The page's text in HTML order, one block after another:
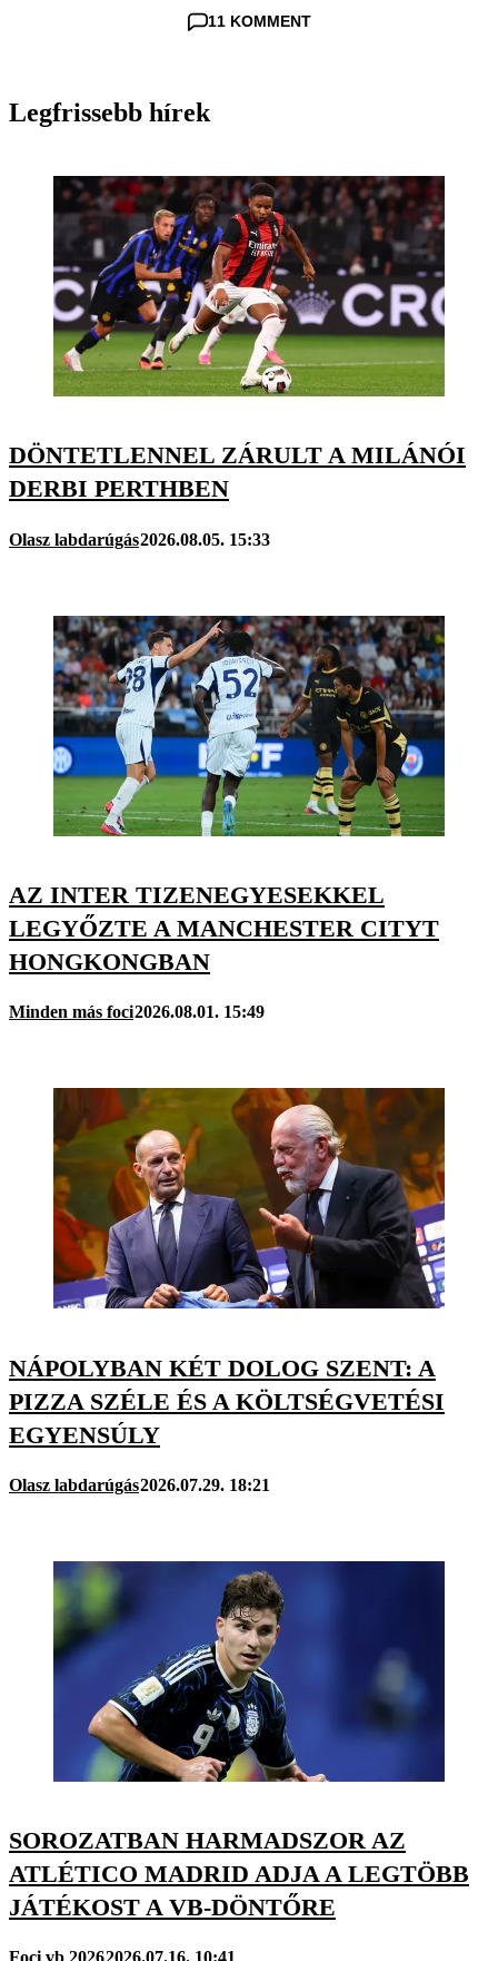
11 KOMMENT
Legfrissebb hírek
DÖNTETLENNEL ZÁRULT A MILÁNÓI
DERBI PERTHBEN
Olasz labdarúgás2026.08.05. 15:33
AZ INTER TIZENEGYESEKKEL
LEGYŐZTE A MANCHESTER CITYT
HONGKONGBAN
Minden más foci2026.08.01. 15:49
NÁPOLYBAN KÉT DOLOG SZENT: A
PIZZA SZÉLE ÉS A KÖLTSÉGVETÉSI
EGYENSÚLY
Olasz labdarúgás2026.07.29. 18:21
SOROZATBAN HARMADSZOR AZ
ATLÉTICO MADRID ADJA A LEGTÖBB
JÁTÉKOST A VB-DÖNTŐRE